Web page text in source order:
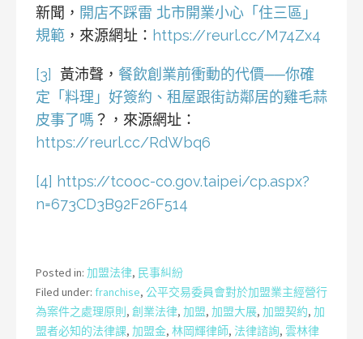
新聞， 開店不踩雷 北市開業小心「住三區」
規範 ，來源網址： https://reurl.cc/M74Zx4
[3] 黃沛聲， 餐飲創業前衝動的代價──你確
定「料理」好簽約、租屋跟街訪鄰居的雞毛蒜
皮事了嗎 ？，來源網址：
https://reurl.cc/RdWbq6
[4] https://tcooc-co.gov.taipei/cp.aspx?
n=673CD3B92F26F514
Posted in: 加盟法律, 民事糾紛
Filed under: franchise, 公平交易委員會對於加盟業主經營行
為案件之處理原則, 創業法律, 加盟, 加盟大展, 加盟契約, 加
盟者必知的法律課, 加盟金, 林岡輝律師, 法律諮詢, 雲林律